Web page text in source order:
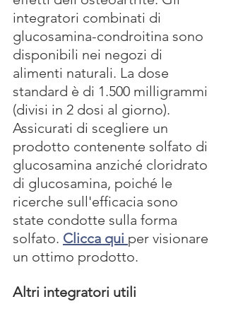
integratori combinati di
glucosamina-condroitina sono
disponibili nei negozi di
alimenti naturali. La dose
standard è di 1.500 milligrammi
(divisi in 2 dosi al giorno).
Assicurati di scegliere un
prodotto contenente solfato di
glucosamina anziché cloridrato
di glucosamina, poiché le
ricerche sull'efficacia sono
state condotte sulla forma
solfato. Clicca qui per visionare
un ottimo prodotto.
Altri integratori utili